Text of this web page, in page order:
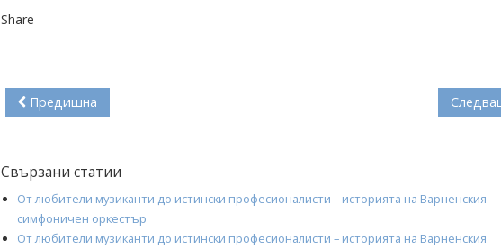
Share
Предишна
Свързани статии
От любители музиканти до истински професионалисти – историята на Варненския
симфоничен оркестър
От любители музиканти до истински професионалисти – историята на Варненския